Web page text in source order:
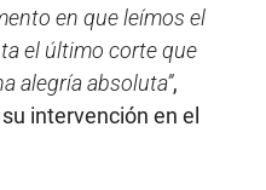
en que leímos el
el último corte que
alegría absoluta”,
intervención en el